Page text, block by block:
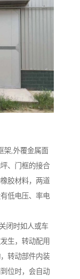
架,外覆金属面
、门框的接合
胶材料，两道
低电压、率电
闭时如人或车
生，转动配用
转动部件内装
位时，会自动